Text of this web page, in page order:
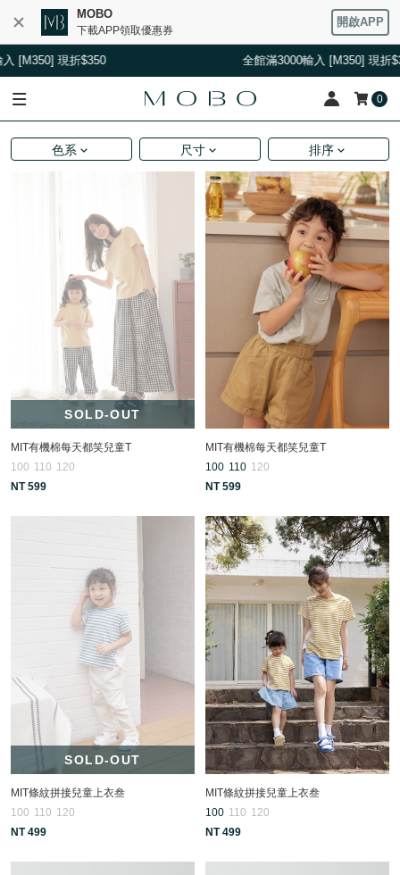
MOBO
下載APP領取優惠券
開啟APP
現折$350 全館滿3000輸入 [M350] 現折$350
0
色系 尺寸 排序
SOLD-OUT
MIT有機棉每天都笑兒童T
100 110 120
NT 599
MIT有機棉每天都笑兒童T
100 110 120
NT 599
SOLD-OUT
MIT條紋拼接兒童上衣叁
100 110 120
NT 499
MIT條紋拼接兒童上衣叁
100 110 120
NT 499